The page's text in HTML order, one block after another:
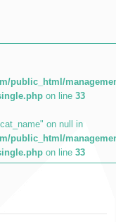
public_html/
on line33
on null in
public_html/
on line33